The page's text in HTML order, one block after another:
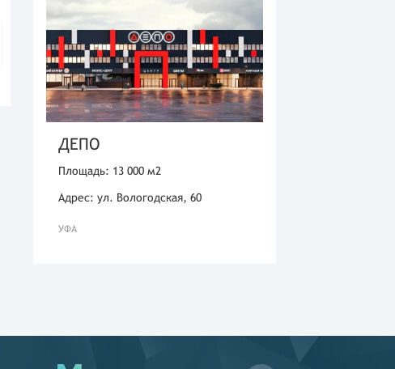
ДЕПО
Площадь: 13 000 м2
Адрес: ул. Вологодская, 60
УФА